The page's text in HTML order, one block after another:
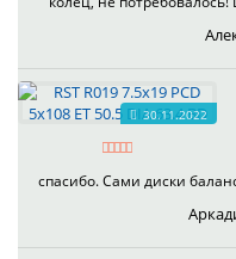
30.11.2022
спасибо. Сами диски